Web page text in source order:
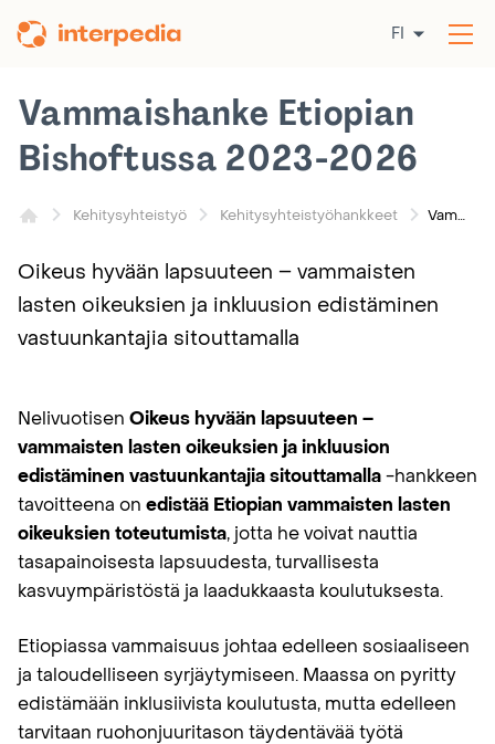
sisältöön
FI
Kehitysyhteistyö Kehitysyhteistyö­hankkeet Vammaishanke Etiopian Bishoftussa 2023-2026
Vammaishanke Etiopian
Bishoftussa 2023-2026
Oikeus hyvään lapsuuteen – vammaisten
lasten oikeuksien ja inkluusion edistäminen
vastuunkantajia sitouttamalla
Nelivuotisen Oikeus hyvään lapsuuteen –
vammaisten lasten oikeuksien ja inkluusion
edistäminen vastuunkantajia sitouttamalla-hankkeen
tavoitteena on edistää Etiopian vammaisten lasten
oikeuksien toteutumista, jotta he voivat nauttia
tasapainoisesta lapsuudesta, turvallisesta
kasvuympäristöstä ja laadukkaasta koulutuksesta.
Etiopiassa vammaisuus johtaa edelleen sosiaaliseen
ja taloudelliseen syrjäytymiseen. Maassa on pyritty
edistämään inklusiivista koulutusta, mutta edelleen
tarvitaan ruohonjuuritason täydentävää työtä